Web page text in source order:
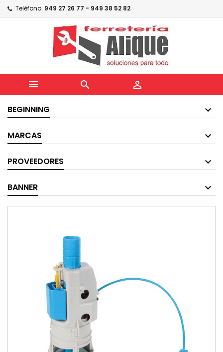
Teléfono: 949 27 26 77 - 949 38 52 82
  
BEGINNING
MARCAS
PROVEEDORES
BANNER